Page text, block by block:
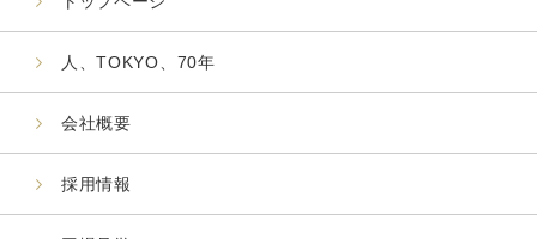
人、TOKYO、70年
会社概要
採用情報